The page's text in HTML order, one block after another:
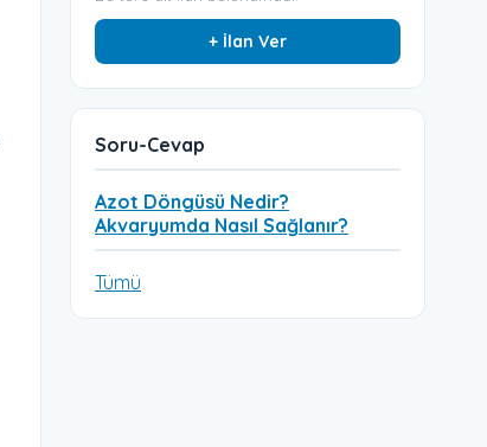
+ İlan Ver
Soru-Cevap
Azot Döngüsü Nedir?
Akvaryumda Nasıl Sağlanır?
Tümü